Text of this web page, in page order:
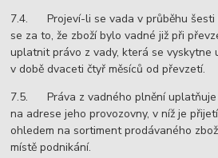
7.4. Projeví-li se vada v průběhu šesti
se za to, že zboží bylo vadné již při
uplatnit právo z vady, která se vyskytne
v době dvaceti čtyř měsíců od převzetí.
7.5. Práva z vadného plnění uplatňuje
na adrese jeho provozovny, v níž je
ohledem na sortiment prodávaného
místě podnikání.